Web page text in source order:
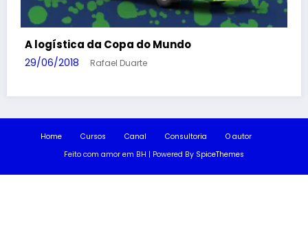
7 razões para privatizar os Correios
Cursos Canal Consultoria
O autor
Feito com amor em BH | Powered BySpiceThemes